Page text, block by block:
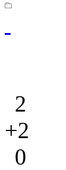
2
+2
0